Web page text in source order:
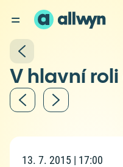
V hlavní
13. 7. 2015 | 17:00